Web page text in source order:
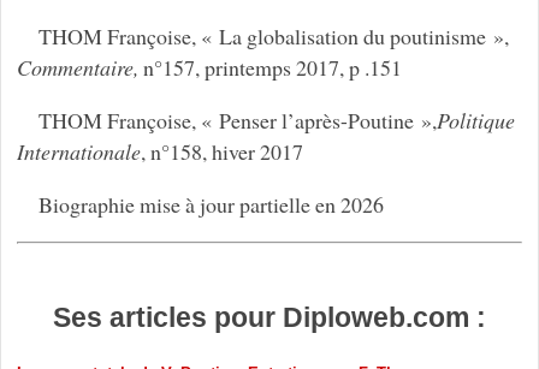
THOM Françoise, « La globalisation du poutinisme »,
Commentaire, n°157, printemps 2017, p .151
THOM Françoise, « Penser l’après-Poutine »,Politique
Internationale, n°158, hiver 2017
Biographie mise à jour partielle en 2026
Ses articles pour Diploweb.com :